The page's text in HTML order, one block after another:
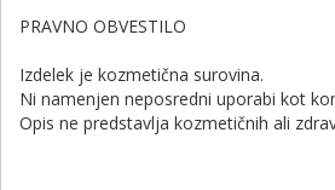
PRAVNO OBVESTILO
Izdelek je kozmetična surovina.
Ni namenjen neposredni uporabi kot
Opis ne predstavlja kozmetičnih ali